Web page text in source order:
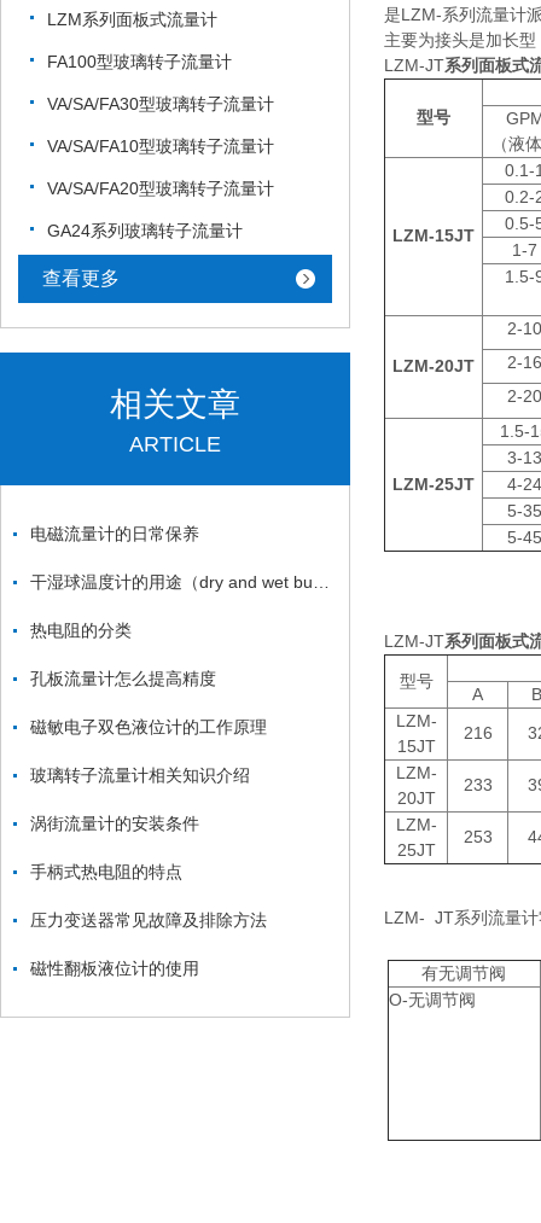
LZM系列面板式流量计
FA100型玻璃转子流量计
VA/SA/FA30型玻璃转子流量计
VA/SA/FA10型玻璃转子流量计
VA/SA/FA20型玻璃转子流量计
GA24系列玻璃转子流量计
查看更多
相关文章
ARTICLE
电磁流量计的日常保养
热电阻的分类
孔板流量计怎么提高精度
磁敏电子双色液位计的工作原理
玻璃转子流量计相关知识介绍
涡街流量计的安装条件
手柄式热电阻的特点
压力变送器常见故障及排除方法
磁性翻板液位计的使用
是LZM-系列流量计
主要为接头是加长
LZM-JT系列面板式
型号
（液
LZM-15JT
0.1-
0.2-
0.5-
1-7
1.5-
LZM-20JT
2-10
2-16
2-20
LZM-25JT
1.5-
3-13
4-24
5-35
5-45
LZM-JT系列面板式
型号
A
B
LZM-
15JT
216
LZM-
20JT
233
LZM-
25JT
253
LZM- JT系列流量
有无调节阀
O-无调节阀